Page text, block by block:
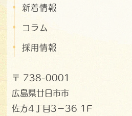
新着情報
コラム
採用情報
〒 738-0001
広島県廿日市市
佐方4丁目3−36 1F